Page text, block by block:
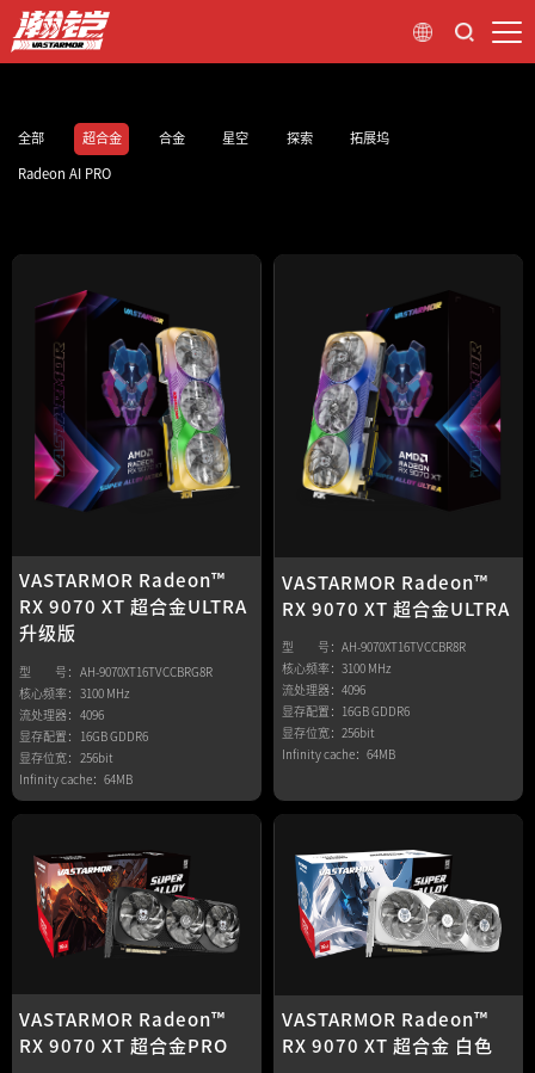
全部 超合金 合金 星空 探索 拓展坞
Radeon AI PRO
VASTARMOR Radeon™
RX 9070 XT 超合金ULTRA
升级版
型 号： AH-9070XT16TVCCBRG8R
核心频率： 3100 MHz
流处理器： 4096
显存配置： 16GB GDDR6
显存位宽： 256bit
Infinity cache：64MB
VASTARMOR Radeon™
RX 9070 XT 超合金ULTRA
型 号： AH-9070XT16TVCCBR8R
核心频率： 3100 MHz
流处理器： 4096
显存配置： 16GB GDDR6
显存位宽： 256bit
Infinity cache： 64MB
VASTARMOR Radeon™
RX 9070 XT 超合金PRO
VASTARMOR Radeon™
RX 9070 XT 超合金 白色